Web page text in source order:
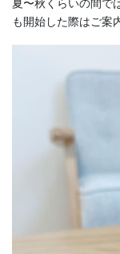
夏〜秋くらいの間で
も開始した際はご案